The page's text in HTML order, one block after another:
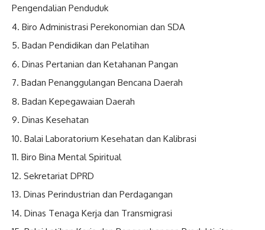
Pengendalian Penduduk
Biro Administrasi Perekonomian dan SDA
Badan Pendidikan dan Pelatihan
Dinas Pertanian dan Ketahanan Pangan
Badan Penanggulangan Bencana Daerah
Badan Kepegawaian Daerah
Dinas Kesehatan
Balai Laboratorium Kesehatan dan Kalibrasi
Biro Bina Mental Spiritual
Sekretariat DPRD
Dinas Perindustrian dan Perdagangan
Dinas Tenaga Kerja dan Transmigrasi